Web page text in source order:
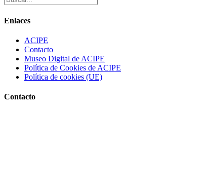
Enlaces
ACIPE
Contacto
Museo Digital de ACIPE
Política de Cookies de ACIPE
Política de cookies (UE)
Contacto